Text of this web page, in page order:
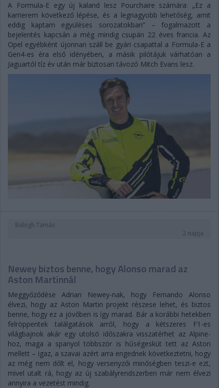
A Formula-E egy új kaland lesz Pourchaire számára: „Ez a
karrierem következő lépése, és a legnagyobb lehetőség, amit
eddig kaptam együléses sorozatokban” – fogalmazott a
bejelentés kapcsán a még mindig csupán 22 éves francia. Az
Opel egyébként újonnan száll be gyári csapattal a Formula-E a
Gen4-es éra első idényében, a másik pilótájuk várhatóan a
Jaguartól tíz év után már biztosan távozó Mitch Evans lesz.
Balogh Tamás
2 napja
Newey biztos benne, hogy Alonso marad az
Aston Martinnál
Meggyőződése Adrian Newey-nak, hogy Fernando Alonso
élvezi, hogy az Aston Martin projekt részese lehet, és biztos
benne, hogy ez a jövőben is így marad. Bár a korábbi hetekben
felröppentek találgatások arról, hogy a kétszeres F1-es
világbajnok akár egy utolsó időszakra visszatérhet az Alpine-
hoz, maga a spanyol többször is hűségesküt tett az Aston
mellett – igaz, a szavai azért arra engednek következtetni, hogy
az még nem dőlt el, hogy versenyzői minőségben teszi-e ezt,
mivel utalt rá, hogy az új szabályrendszerben már nem élvezi
annyira a vezetést mindig.